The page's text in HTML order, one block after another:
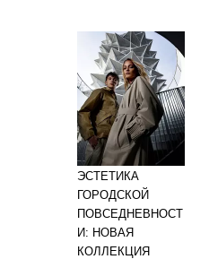
ЭСТЕТИКА
ГОРОДСКОЙ
ПОВСЕДНЕВНОСТ
И: НОВАЯ
КОЛЛЕКЦИЯ